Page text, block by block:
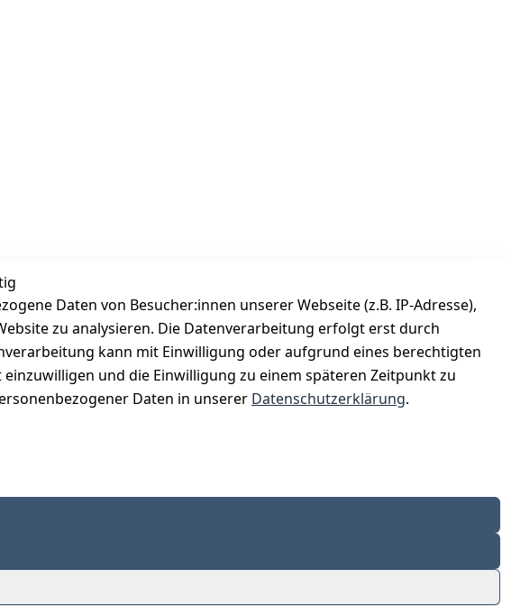
Daten von Besucher:innen unserer Webseite (z.B. IP-Adresse),
zu analysieren. Die Datenverarbeitung erfolgt erst durch
kann mit Einwilligung oder aufgrund eines berechtigten
und die Einwilligung zu einem späteren Zeitpunkt zu
Daten in unserer Datenschutzerklärung.
Versanddienstleister
Österreichische Post